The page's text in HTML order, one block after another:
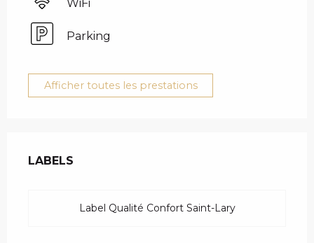
WiFi
Parking
Afficher toutes les prestations
LABELS
LABELS
Label Qualité Confort Saint-Lary